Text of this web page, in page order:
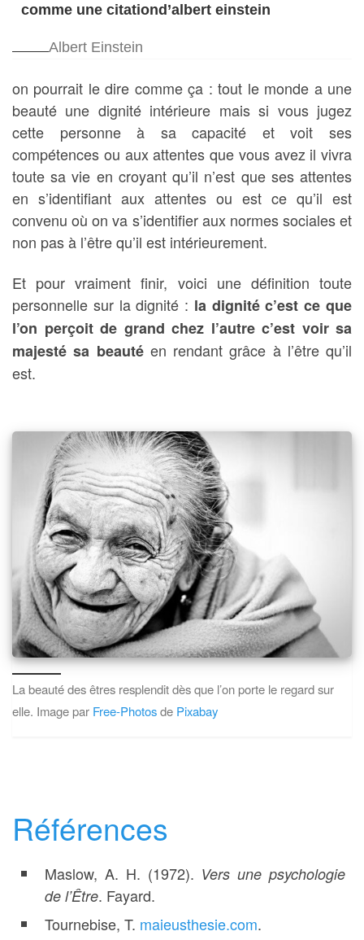
comme une citationd’albert einstein
Albert Einstein
on pourrait le dire comme ça : tout le monde a une
beauté une dignité intérieure mais si vous jugez
cette personne à sa capacité et voit ses
compétences ou aux attentes que vous avez il vivra
toute sa vie en croyant qu’il n’est que ses attentes
en s’identifiant aux attentes ou est ce qu’il est
convenu où on va s’identifier aux normes sociales et
non pas à l’être qu’il est intérieurement.
Et pour vraiment finir, voici une définition toute
personnelle sur la dignité : la dignité c’est ce que
l’on perçoit de grand chez l’autre c’est voir sa
majesté sa beautéen rendant grâce à l’être qu’il
est.
La beauté des êtres resplendit dès que l’on porte le regard sur
elle. Image par Free-Photosde Pixabay
Références
Maslow, A. H. (1972). Vers une psychologie
de l’Être. Fayard.
Tournebise, T. maieusthesie.com.